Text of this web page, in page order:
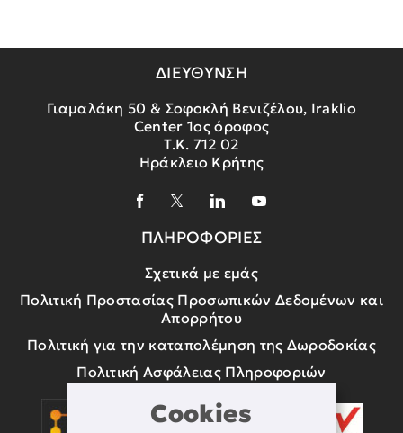
Cookies
ΔΙΕΥΘΥΝΣΗ
Γιαμαλάκη 50 & Σοφοκλή Βενιζέλου, Iraklio
Center 1ος όροφος
Τ.Κ. 712 02
Ηράκλειο Κρήτης
ΠΛΗΡΟΦΟΡΙΕΣ
Σχετικά με εμάς
Πολιτική Προστασίας Προσωπικών Δεδομένων και
Απορρήτου
Πολιτική για την καταπολέμηση της Δωροδοκίας
Πολιτική Ασφάλειας Πληροφοριών